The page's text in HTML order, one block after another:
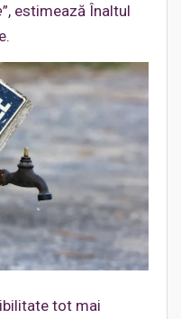
”, estimează Înaltul
tot mai